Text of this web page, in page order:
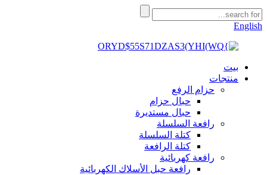
English
بيت
منتجات
حزام الرفع
حبال حزام
حبال مستديرة
رافعة السلسلة
كتلة السلسلة
كتلة الرافعة
رافعة كهربائية
رافعة حبل الأسلاك الكهربائية